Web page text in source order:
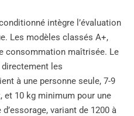
intègre l’évaluation
Les modèles classés A+,
consommation maîtrisée. Le
les
à une personne seule, 7-9
et 10 kg minimum pour une
variant de 1200 à